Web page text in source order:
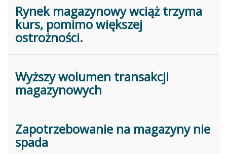
Rynek magazynowy wciąż trzyma
kurs, pomimo większej
ostrożności.
Wyższy wolumen transakcji
magazynowych
Zapotrzebowanie na magazyny nie
spada